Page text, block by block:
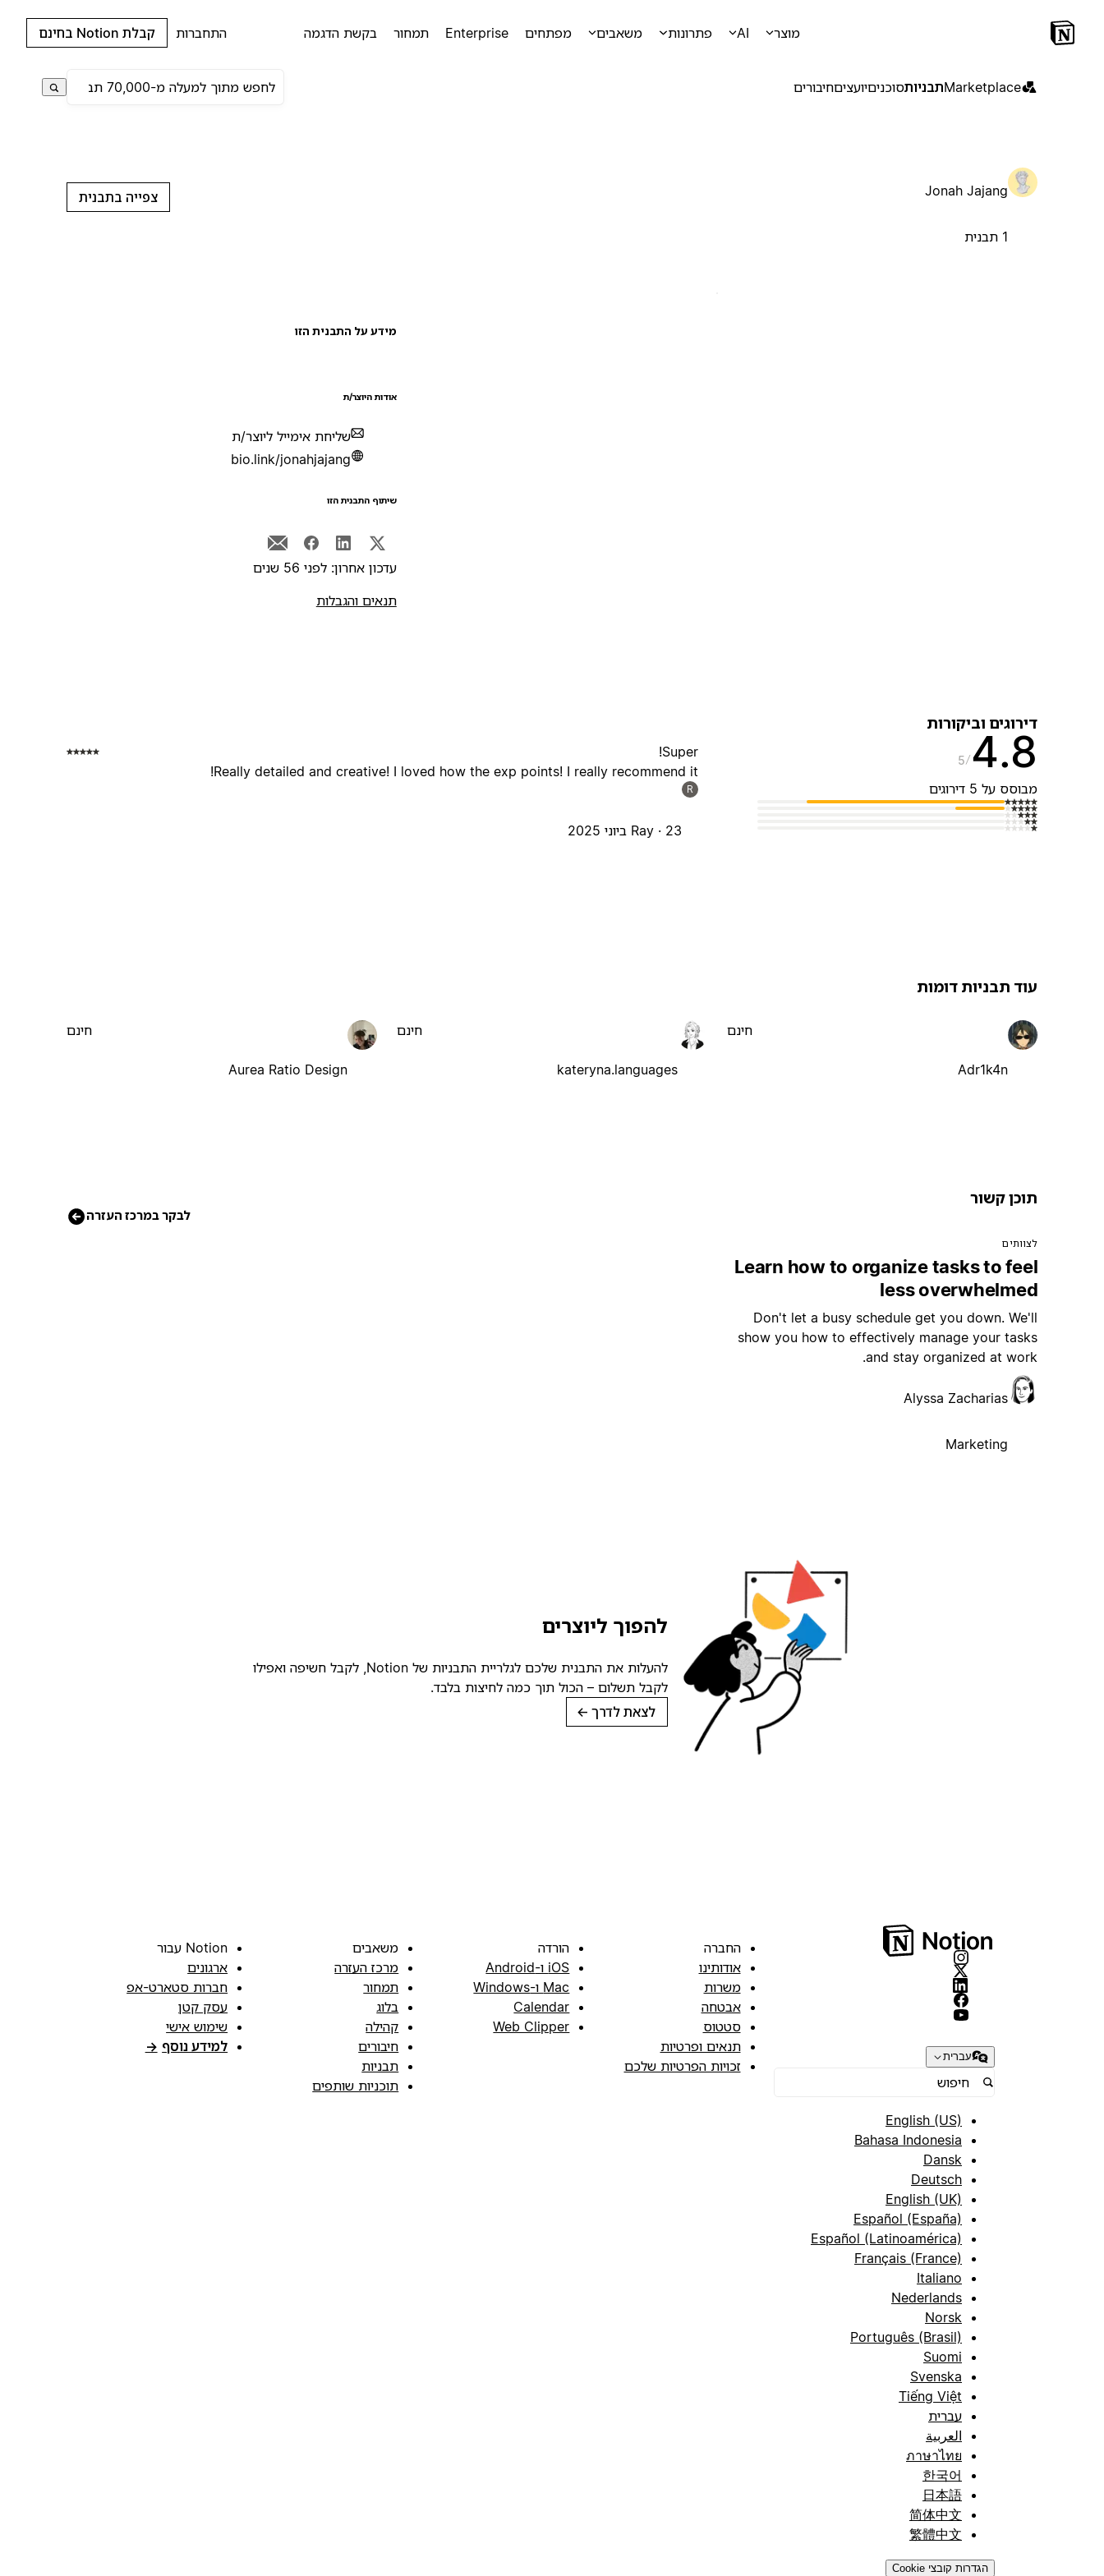
מוצר AI פתרונות משאבים מפתחים Enterprise תמחור בקשת הדגמה התחברות קבלת Notion בחינם
Marketplaceתבניותסוכניםיועציםחיבורים
Jonah Jajang
1 תבנית
צפייה בתבנית
מידע על התבנית הזו
אודות היוצר/ת
שליחת אימייל ליוצר/ת
bio.link/jonahjajang
שיתוף התבנית הזו
עדכון אחרון: לפני 56 שנים
תנאים והגבלות
דירוגים וביקורות
4.8
5
מבוסס על 5 דירוגים
Super!
Really detailed and creative! I loved how the exp points! I really recommend it!
R
Ray · 23 ביוני 2025
עוד תבניות דומות
Adr1k4n
חינם
kateryna.languages
חינם
Aurea Ratio Design
חינם
תוכן קשור
לבקר במרכז העזרה
לצוותים
Learn how to organize tasks to feel
less overwhelmed
Don't let a busy schedule get you down. We'll
show you how to effectively manage your tasks
and stay organized at work.
Alyssa Zacharias
Marketing
להפוך ליוצרים
להעלות את התבנית שלכם לגלריית התבניות של Notion, לקבל חשיפה ואפילו
לקבל תשלום – הכול תוך כמה לחיצות בלבד.
לצאת לדרך →
עברית
English (US)
Bahasa Indonesia
Dansk
Deutsch
English (UK)
Español (España)
Español (Latinoamérica)
Français (France)
Italiano
Nederlands
Norsk
Português (Brasil)
Suomi
Svenska
Tiếng Việt
עברית
العربية
ภาษาไทย
한국어
日本語
简体中文
繁體中文
הגדרות קובצי Cookie
החברה
אודותינו
משרות
אבטחה
סטטוס
תנאים ופרטיות
זכויות הפרטיות שלכם
הורדה
iOS ו-Android
Mac ו-Windows
Calendar
Web Clipper
משאבים
מרכז העזרה
תמחור
בלוג
קהילה
חיבורים
תבניות
תוכניות שותפים
Notion עבור
ארגונים
חברות סטארט-אפ
עסק קטן
שימוש אישי
למידע נוסף →